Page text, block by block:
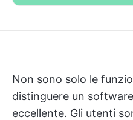
Non sono solo le
distinguere un
eccellente. Gli utenti